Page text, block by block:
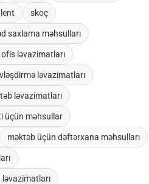
skoç
saxlama məhsulları
ləvazimatları
ləvazimatları
ləvazimatları
üçün məhsullar
məktəb üçün dəftərxana məhsulları